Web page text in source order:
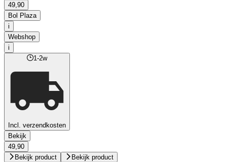
49,90
Bol Plaza
i
Webshop
i
1-2w
Incl. verzendkosten
Bekijk
49,90
Bekijk product
Bekijk product